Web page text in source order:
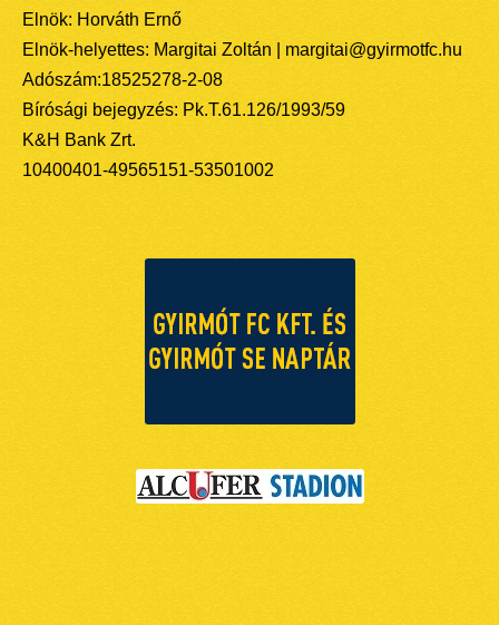
Elnök: Horváth Ernő
Elnök-helyettes: Margitai Zoltán | margitai@gyirmotfc.hu
Adószám:18525278-2-08
Bírósági bejegyzés: Pk.T.61.126/1993/59
K&H Bank Zrt.
10400401-49565151-53501002